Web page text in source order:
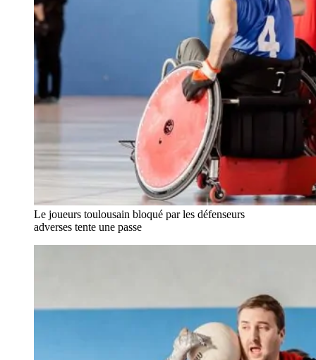
Le joueurs toulousain bloqué par les défenseurs
adverses tente une passe